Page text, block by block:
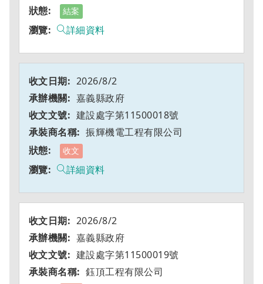
結案
詳細資料
2026/8/2
嘉義縣政府
建設處字第11500018號
振輝機電工程有限公司
收文
詳細資料
2026/8/2
嘉義縣政府
建設處字第11500019號
鈺頂工程有限公司